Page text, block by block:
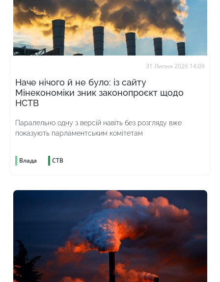
31 Липня 2026 14:09
Наче нічого й не було: із сайту
Мінекономіки зник законопроєкт щодо
НСТВ
Паралельно одну з версій навіть без розгляду вже
показують парламентським комітетам
Влада СТВ